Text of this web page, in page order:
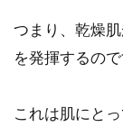
つまり、乾燥
を発揮するので
これは肌にと